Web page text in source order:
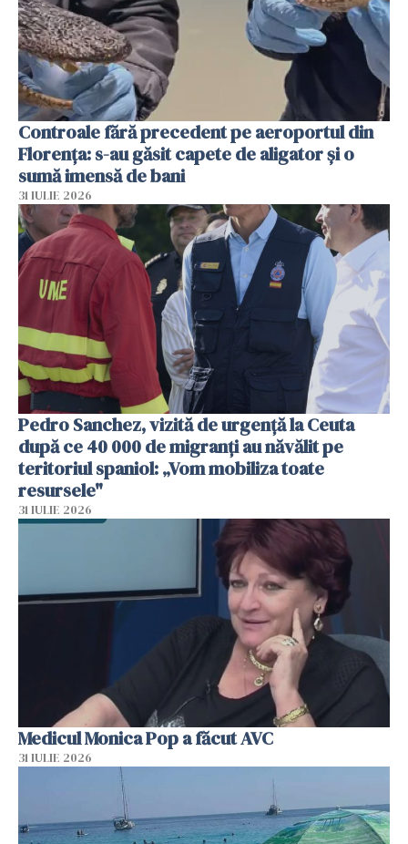
Controale fără precedent pe aeroportul din
Florența: s-au găsit capete de aligator și o
sumă imensă de bani
31 IULIE 2026
Pedro Sanchez, vizită de urgență la Ceuta
după ce 40 000 de migranți au năvălit pe
teritoriul spaniol: „Vom mobiliza toate
resursele"
31 IULIE 2026
Medicul Monica Pop a făcut AVC
31 IULIE 2026